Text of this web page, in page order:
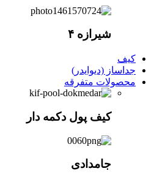
شیرازه ۴
کیف
جداساز (دیوایدر)
محصولات متفرقه
کیف پول دکمه دار
جامدادی